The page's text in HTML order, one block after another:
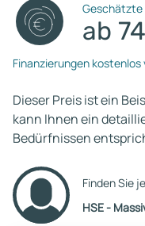
ab
Finanzierungen
Dieser Preis ist ein
kann Ihnen ein
Bedürfnissen
Finden Sie
HSE -